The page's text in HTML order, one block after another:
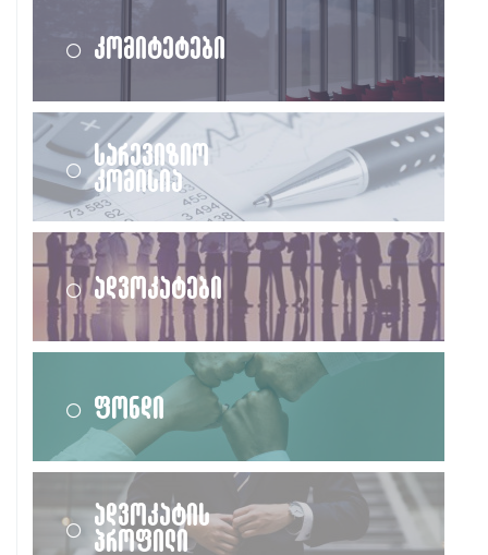
კომიტეტები
სარევიზიო
კომისია
ადვოკატები
ფონდი
ადვოკატის
პროფილი